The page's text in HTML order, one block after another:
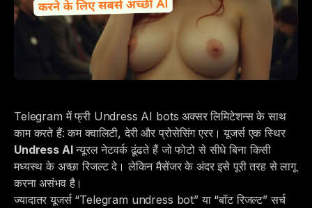
Telegram में फ्री Undress AI bots अक्सर लिमिटेशन्स के साथ
काम करते हैं: कम क्वालिटी, देरी और प्रोसेसिंग एरर। यूजर्स एक स्थिर
Undress AIन्यूरल नेटवर्क ढूंढते हैं जो फोटो से सीधे बिना किसी
मध्यस्थ के अच्छा रिजल्ट दे। लेकिन मैसेंजर के अंदर इसे पूरी तरह से लागू
करना असंभव है।
ज्यादातर यूजर्स “Telegram undress bot” या “बॉट रिजल्ट” सर्च